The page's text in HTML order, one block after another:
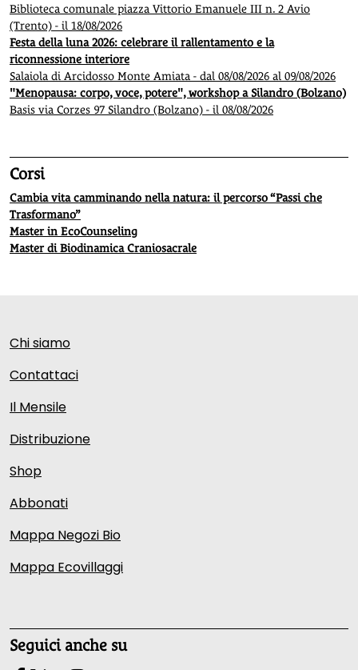
Biblioteca comunale piazza Vittorio Emanuele III n. 2 Avio
(Trento) - il 18/08/2026
Festa della luna 2026: celebrare il rallentamento e la
riconnessione interiore
Salaiola di Arcidosso Monte Amiata - dal 08/08/2026 al 09/08/2026
"Menopausa: corpo, voce, potere", workshop a Silandro (Bolzano)
Basis via Corzes 97 Silandro (Bolzano) - il 08/08/2026
Corsi
Cambia vita camminando nella natura: il percorso “Passi che
Trasformano”
Master in EcoCounseling
Master di Biodinamica Craniosacrale
Chi siamo
Contattaci
Il Mensile
Distribuzione
Shop
Abbonati
Mappa Negozi Bio
Mappa Ecovillaggi
Seguici anche su